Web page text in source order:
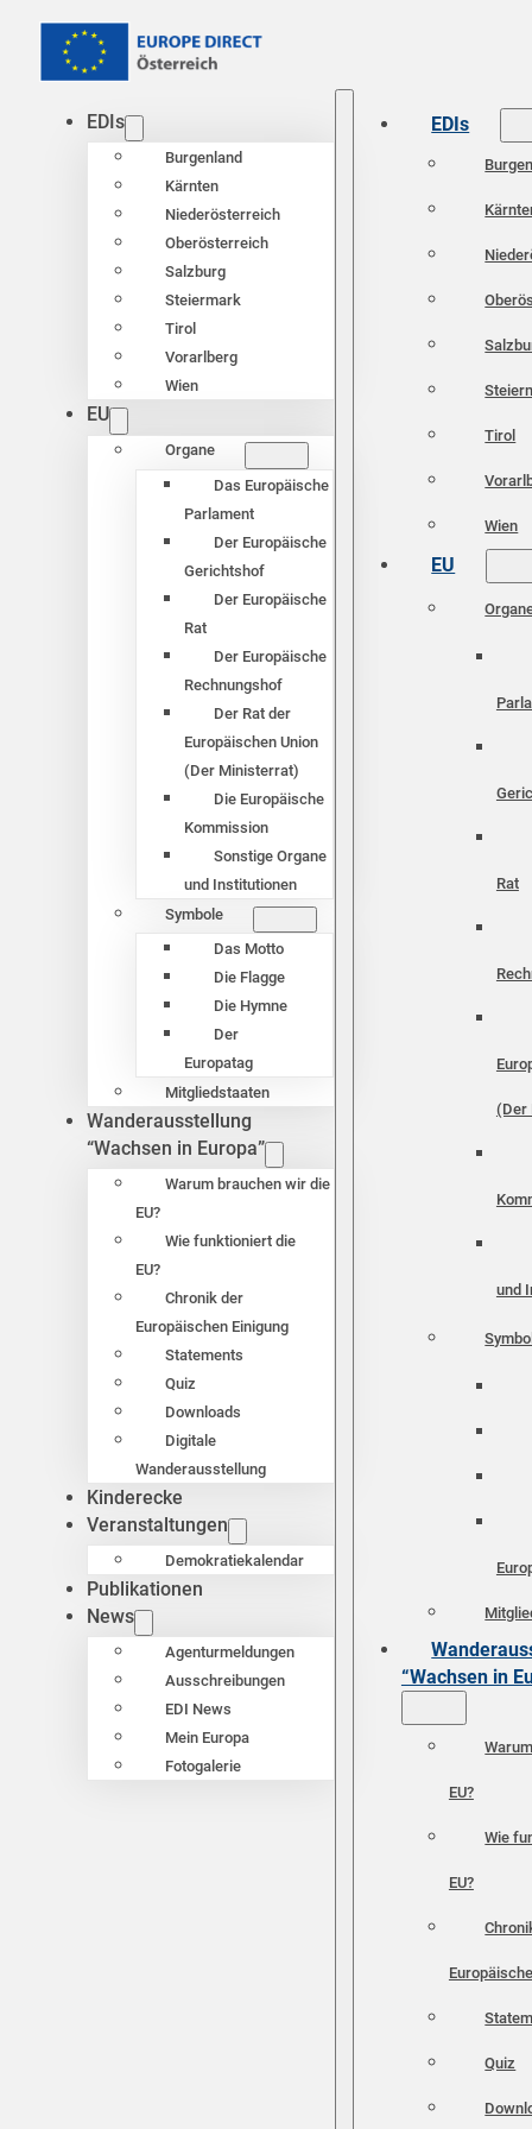
EDIs
Burgenland
Kärnten
Niederösterreich
Oberösterreich
Salzburg
Steiermark
Tirol
Vorarlberg
Wien
EU
Organe
Das Europäische
Parlament
Der Europäische
Gerichtshof
Der Europäische
Rat
Der Europäische
Rechnungshof
Der Rat der
Europäischen Union
(Der Ministerrat)
Die Europäische
Kommission
Sonstige Organe
und Institutionen
Symbole
Das Motto
Die Flagge
Die Hymne
Der
Europatag
Mitgliedstaaten
Wanderausstellung
“Wachsen in Europa”
Warum brauchen wir die
EU?
Wie funktioniert die
EU?
Chronik der
Europäischen Einigung
Statements
Quiz
Downloads
Digitale
Wanderausstellung
Kinderecke
Veranstaltungen
Demokratiekalendar
Publikationen
News
Agenturmeldungen
Ausschreibungen
EDI News
Mein Europa
Fotogalerie
EDIs
Tirol
Wien
EU
Rat
(Der
und
“Wachsen in
EU?
Wie
EU?
Quiz